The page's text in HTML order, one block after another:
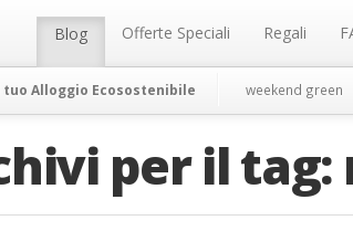
Blog Offerte Speciali Regali
tuo Alloggio Ecosostenibile weekend green
per il tag: